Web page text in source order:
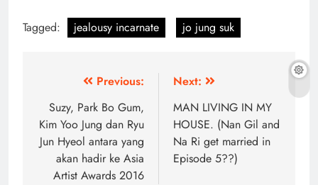
Tagged: jealousy incarnate jo jung suk
navigation
Previous:
Suzy, Park Bo Gum,
Kim Yoo Jung dan Ryu
Jun Hyeol antara yang
akan hadir ke Asia
Artist Awards 2016
Next:
MAN LIVING IN MY
HOUSE. (Nan Gil and
Na Ri get married in
Episode 5??)